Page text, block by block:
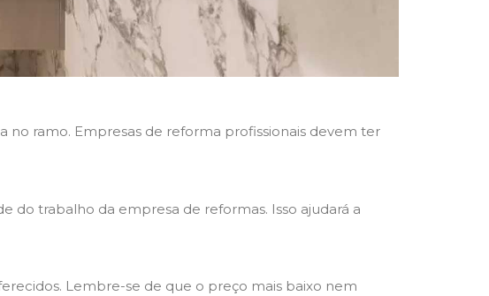
ramo. Empresas de reforma profissionais devem ter
do trabalho da empresa de reformas. Isso ajudará a
Lembre-se de que o preço mais baixo nem